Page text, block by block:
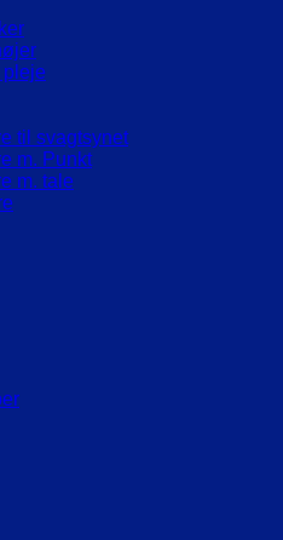
pleje
til svagtsynet
m. Punkt
m. tale